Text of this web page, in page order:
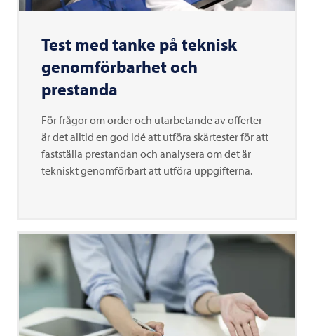
Test med tanke på teknisk
genomförbarhet och
prestanda
För frågor om order och utarbetande av offerter
är det alltid en god idé att utföra skärtester för att
fastställa prestandan och analysera om det är
tekniskt genomförbart att utföra uppgifterna.